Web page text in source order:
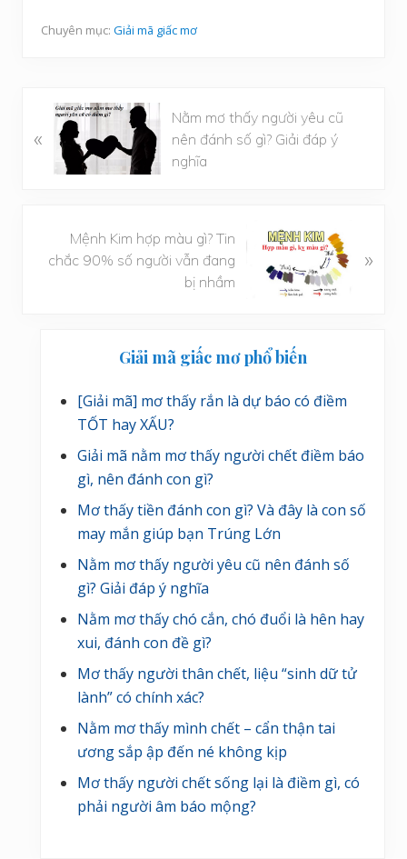
Chuyên mục: Giải mã giấc mơ
à
«
Nằm mơ thấy người yêu cũ
nên đánh số gì? Giải đáp ý
nghĩa
Mệnh Kim hợp màu gì? Tin
chắc 90% số người vẫn đang
bị nhầm
»
SidebarGiải mã giấc mơ phổ biến
[Giải mã] mơ thấy rắn là dự báo có điềm
TỐT hay XẤU?
Giải mã nằm mơ thấy người chết điềm báo
gì, nên đánh con gì?
Mơ thấy tiền đánh con gì? Và đây là con số
may mắn giúp bạn Trúng Lớn
Nằm mơ thấy người yêu cũ nên đánh số
gì? Giải đáp ý nghĩa
Nằm mơ thấy chó cắn, chó đuổi là hên hay
xui, đánh con đề gì?
Mơ thấy người thân chết, liệu “sinh dữ tử
lành” có chính xác?
Nằm mơ thấy mình chết – cẩn thận tai
ương sắp ập đến né không kịp
Mơ thấy người chết sống lại là điềm gì, có
phải người âm báo mộng?